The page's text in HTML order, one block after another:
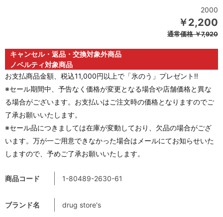
2000
￥2,200
通常価格￥7,920
商品コード 1-80489-2630-61
ブランド名 drug store's
キャンセル・返品・交換対象外商品
ノベルティ対象商品
お支払商品金額、税込11,000円以上で「氷のう」プレゼント!!
※セール期間中、予告なく価格が変更となる場合や店舗価格と異な
る場合がございます。お支払いはご注文時の価格となりますのでご
了承お願いいたします。
※セール品につきましては在庫が変動しており、欠品の場合がござ
います。万が一ご用意できなかった場合はメールにてお知らせいた
しますので、予めご了承お願いいたします。